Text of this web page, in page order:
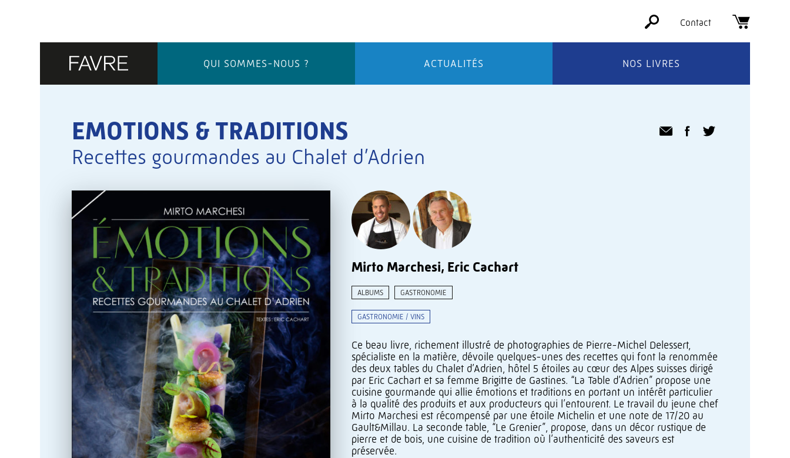
QUI SOMMES-NOUS ? ACTUALITÉS NOS LIVRES
Contact
EMOTIONS & TRADITIONS
Recettes gourmandes au Chalet d’Adrien
Mirto Marchesi, Eric Cachart
ALBUMS GASTRONOMIE
GASTRONOMIE / VINS
Ce beau livre, richement illustré de photographies de Pierre-Michel Delessert,
spécialiste en la matière, dévoile quelques-unes des recettes qui font la renommée
des deux tables du Chalet d’Adrien, hôtel 5 étoiles au cœur des Alpes suisses dirigé
par Eric Cachart et sa femme Brigitte de Gastines. “La Table d’Adrien” propose une
cuisine gourmande qui allie émotions et traditions en portant un intérêt particulier
à la qualité des produits et aux producteurs qui l’entourent. Le travail du jeune chef
Mirto Marchesi est récompensé par une étoile Michelin et une note de 17/20 au
Gault&Millau. La seconde table, “Le Grenier”, propose, dans un décor rustique de
pierre et de bois, une cuisine de tradition où l’authenticité des saveurs est
préservée.